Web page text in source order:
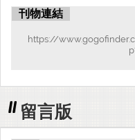
刊物連結
https://
留言版